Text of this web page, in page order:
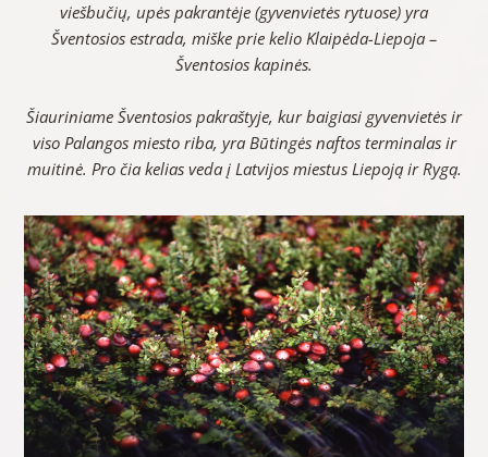
viešbučių, upės pakrantėje (gyvenvietės rytuose) yra
Šventosios estrada, miške prie kelio Klaipėda-Liepoja –
Šventosios kapinės.
Šiauriniame Šventosios pakraštyje, kur baigiasi gyvenvietės ir
viso Palangos miesto riba, yra Būtingės naftos terminalas ir
muitinė. Pro čia kelias veda į Latvijos miestus Liepoją ir Rygą.